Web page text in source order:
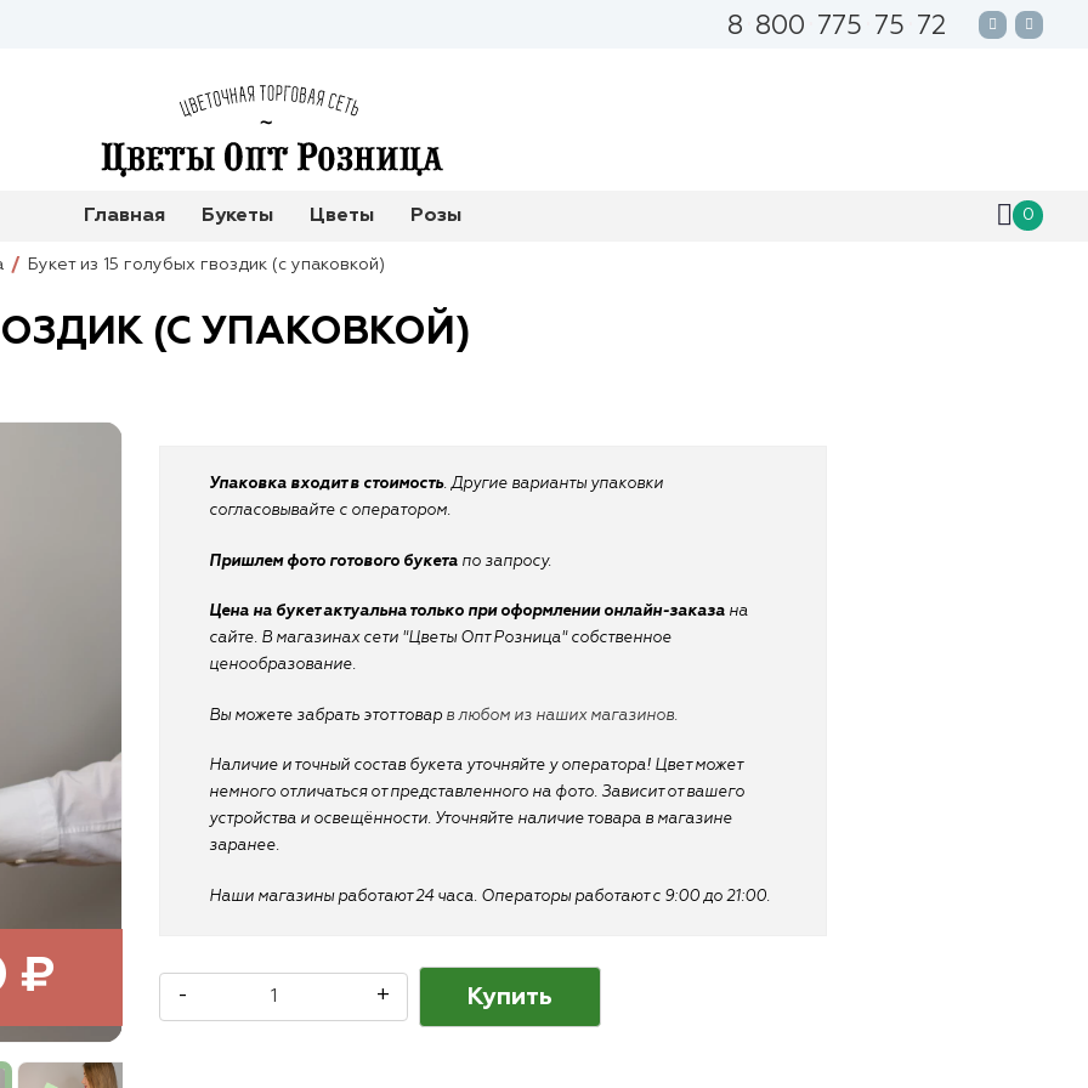
8 800 775 75 72
Главная Букеты Цветы Розы 0
Букет из 15 голубых гвоздик (с упаковкой)
(С УПАКОВКОЙ)
₽
Упаковка входит в стоимость. Другие варианты упаковки
согласовывайте с оператором.
Пришлем фото готового букета по запросу.
Цена на букет актуальна только при оформлении онлайн-заказа на
сайте. В магазинах сети "Цветы Опт Розница" собственное
ценообразование.
Вы можете забрать этот товар в любом из наших магазинов.
Наличие и точный состав букета уточняйте у оператора! Цвет может
немного отличаться от представленного на фото. Зависит от вашего
устройства и освещённости. Уточняйте наличие товара в магазине
заранее.
Наши магазины работают 24 часа. Операторы работают с 9:00 до 21:00.
+
- Купить